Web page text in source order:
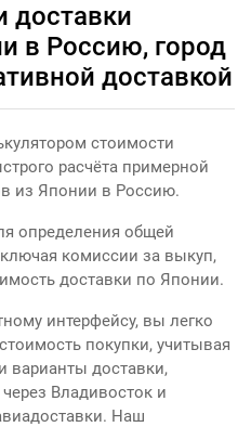
доставки
в Россию, город
доставкой
стоимости
расчёта примерной
из Японии в Россию.
определения общей
комиссии за выкуп,
доставки по Японии.
интерфейсу, вы легко
покупки, учитывая
варианты доставки,
Владивосток и
Наш